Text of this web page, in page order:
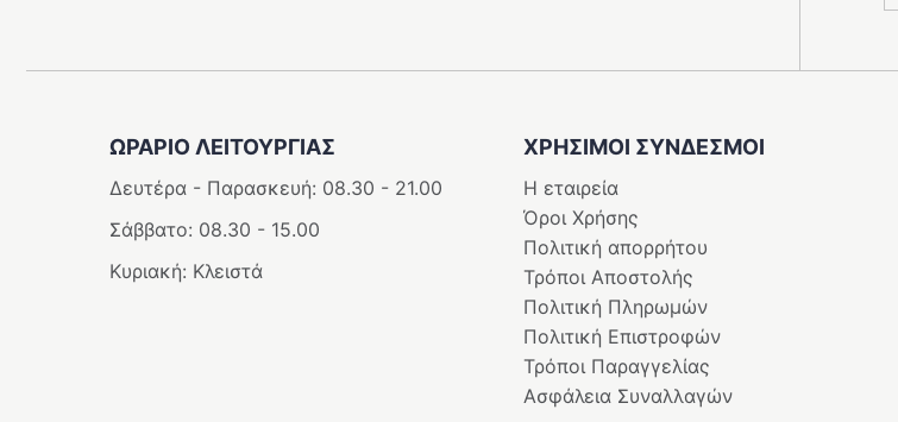
ΩΡΑΡΙΟ ΛΕΙΤΟΥΡΓΊΑΣ
Δευτέρα - Παρασκευή: 08.30 - 21.00
Σάββατο: 08.30 - 15.00
Κυριακή: Κλειστά
ΧΡΗΣΙΜΟΙ ΣΥΝΔΕΣΜΟΙ
Η εταιρεία
Όροι Χρήσης
Πολιτική απορρήτου
Τρόποι Αποστολής
Πολιτική Πληρωμών
Πολιτική Επιστροφών
Τρόποι Παραγγελίας
Ασφάλεια Συναλλαγών